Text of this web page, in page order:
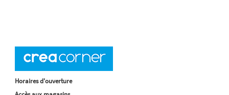
Horaires d'ouverture